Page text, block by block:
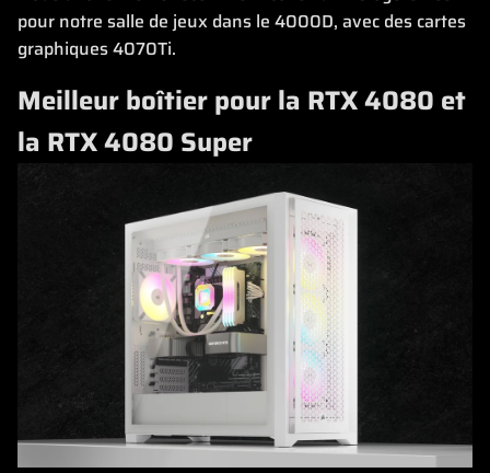
pour notre salle de jeux dans le 4000D, avec des cartes
graphiques 4070Ti.
Meilleur boîtier pour la RTX 4080 et
la RTX 4080 Super